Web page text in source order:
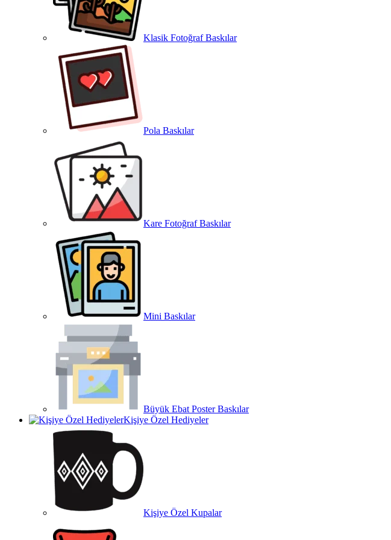
Klasik Fotoğraf Baskılar
Pola Baskılar
Kare Fotoğraf Baskılar
Mini Baskılar
Büyük Ebat Poster Baskılar
Kişiye Özel Hediyeler
Kişiye Özel Kupalar